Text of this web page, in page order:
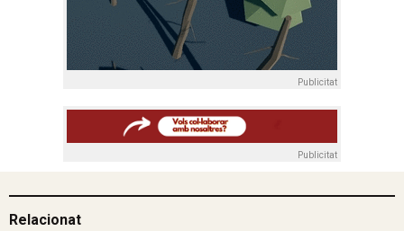
Publicitat
Publicitat
Relacionat